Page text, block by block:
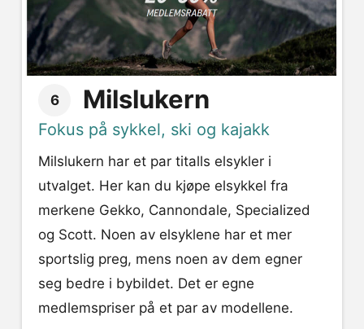
6 Milslukern
Fokus på sykkel, ski og kajakk
Milslukern har et par titalls elsykler i
utvalget. Her kan du kjøpe elsykkel fra
merkene Gekko, Cannondale, Specialized
og Scott. Noen av elsyklene har et mer
sportslig preg, mens noen av dem egner
seg bedre i bybildet. Det er egne
medlemspriser på et par av modellene.